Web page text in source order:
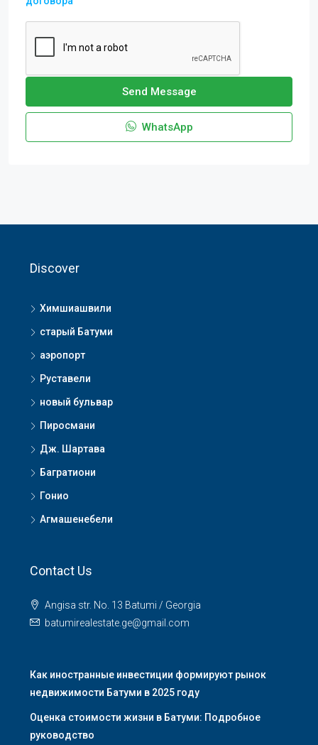
Send Message
WhatsApp
Discover
Химшиашвили
старый Батуми
аэропорт
Руставели
новый бульвар
Пиросмани
Дж. Шартава
Багратиони
Гонио
Агмашенебели
Contact Us
Angisa str. No. 13 Batumi / Georgia
batumirealestate.ge@gmail.com
Как иностранные инвестиции формируют рынок
недвижимости Батуми в 2025 году
Оценка стоимости жизни в Батуми: Подробное
руководство